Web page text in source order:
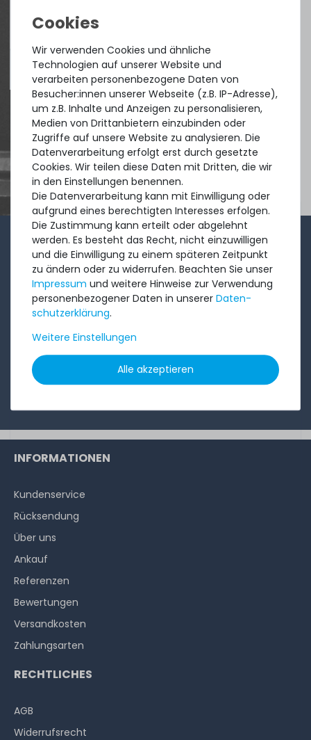
4.96 / 5.00aus8.500Bewertungen
1-2x im Monat sendet André aus dem Vertriebsteam
eine kurze, knackige Mail mit Angeboten, neu
eingetroffenen Produkten und Informationen, die Sie
interessieren könnten. Probieren Sie's!
Ich möchte Ihren Newsletter erhalten und akzeptiere
Wir verwenden Cookies und ähnliche
Technologien auf unserer Website und
verarbeiten personenbezogene Daten von
Besucher:innen unserer Webseite (z.B. IP-Adresse),
um z.B. Inhalte und Anzeigen zu personalisieren,
Medien von Drittanbietern einzubinden oder
Zugriffe auf unsere Website zu analysieren. Die
Datenverarbeitung erfolgt erst durch gesetzte
Cookies. Wir teilen diese Daten mit Dritten, die wir
in den Einstellungen benennen.
Die Datenverarbeitung kann mit Einwilligung oder
aufgrund eines berechtigten Interesses erfolgen.
Die Zustimmung kann erteilt oder abgelehnt
werden. Es besteht das Recht, nicht einzuwilligen
und die Einwilligung zu einem späteren Zeitpunkt
zu ändern oder zu widerrufen. Beachten Sie unser
Impressum und weitere Hinweise zur Verwendung
personenbezogener Daten in unserer Daten­
schutz­erklärung.
Weitere Einstellungen
Alle akzeptieren
INFORMATIONEN
Kundenservice
Rücksendung
Über uns
Ankauf
Referenzen
Bewertungen
Versandkosten
Zahlungsarten
RECHTLICHES
AGB
Widerrufs­recht